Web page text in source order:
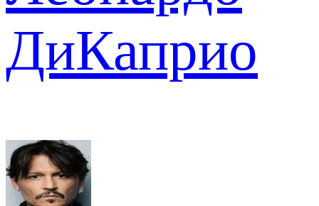
ДиКаприо